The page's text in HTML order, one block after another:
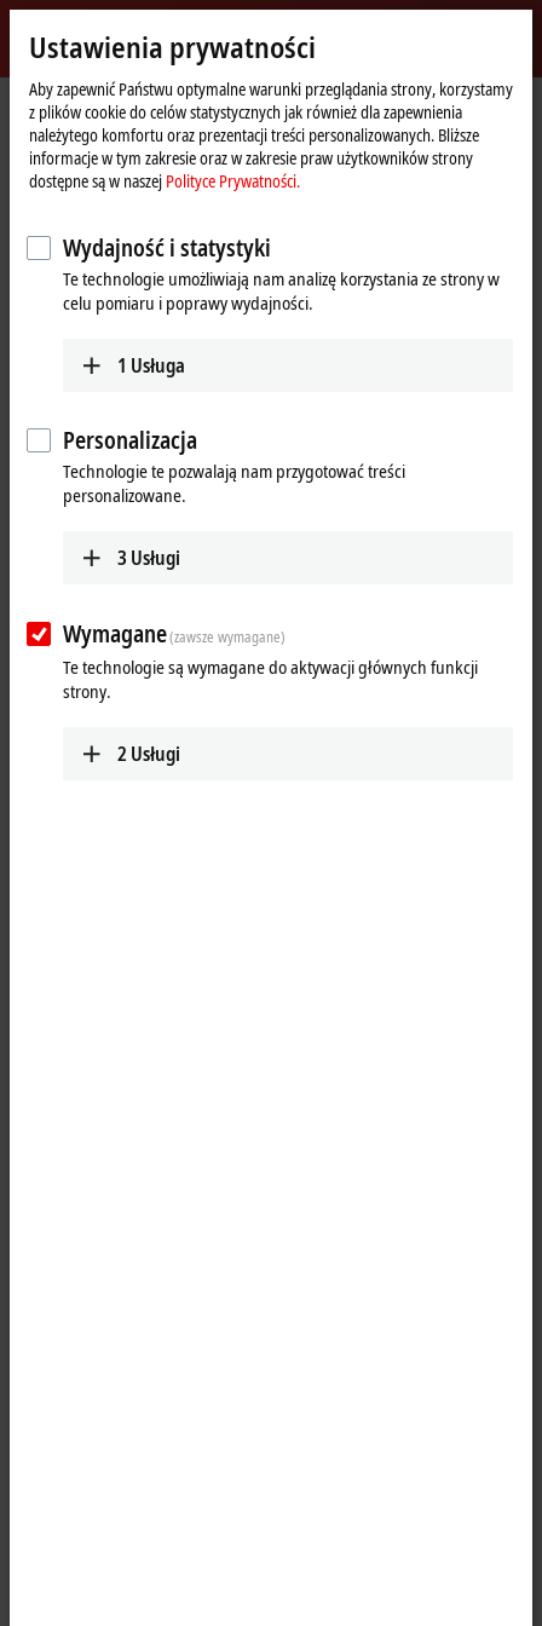
Beckhoff
-
New
Automation
Technology
Strona
główna
Przedsiębiorstwo Nowości Hannover Messe 2019:
Kliknięcie przycisku „Akceptuj” spowoduje wyświetlenie filmu i
dostosowanie ustawień sfery prywatnej, podczas tych czynności
nastąpi załadowanie zewnętrznych treści Vimeo. Zapoznaj się z
nasząPolityce Prywatności.
Apr 4, 2019
Hannover Messe 2019:
TV, day 4
Day 4 | CX7000 small TwinCAT 3 controller, drive technology without
control cabinet with AMP8620, REST interface in TwinCAT 3 IoT
Ustawienia prywatności
Aby zapewnić Państwu optymalne warunki przeglądania strony, korzystamy
z plików cookie do celów statystycznych jak również dla zapewnienia
należytego komfortu oraz prezentacji treści personalizowanych. Bliższe
informacje w tym zakresie oraz w zakresie praw użytkowników strony
dostępne są w naszej Polityce Prywatności.
Wydajność i statystyki
Te technologie umożliwiają nam analizę korzystania ze strony w
celu pomiaru i poprawy wydajności.
1 Usługa
Personalizacja
Technologie te pozwalają nam przygotować treści
personalizowane.
3 Usługi
Wymagane(zawsze wymagane)
Te technologie są wymagane do aktywacji głównych funkcji
strony.
2 Usługi